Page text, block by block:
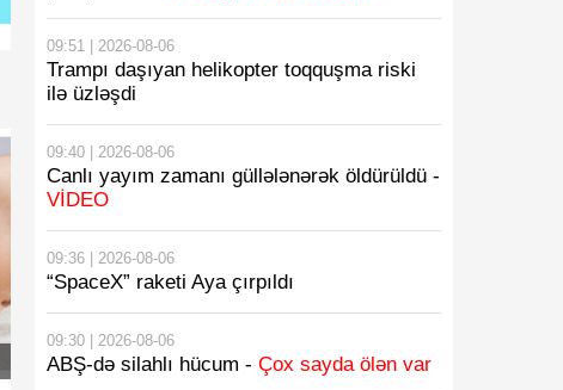
09:51 | 2026-08-06
Trampı daşıyan helikopter toqquşma riski
ilə üzləşdi
09:40 | 2026-08-06
Canlı yayım zamanı güllələnərək öldürüldü -
VİDEO
09:36 | 2026-08-06
“SpaceX” raketi Aya çırpıldı
09:30 | 2026-08-06
ABŞ-də silahlı hücum - Çox sayda ölən var